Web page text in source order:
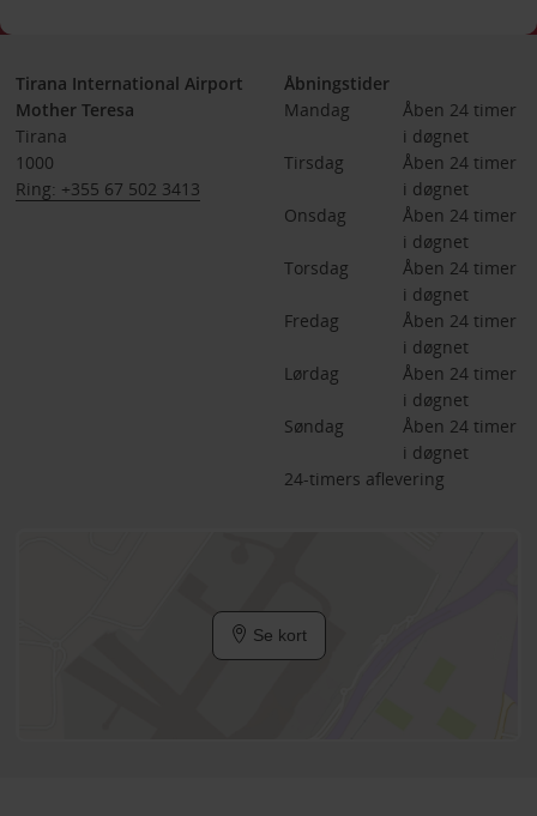
Tirana International Airport
Mother Teresa
Tirana
1000
Ring: +355 67 502 3413
Åbningstider
Mandag
Åben 24 timer
i døgnet
Tirsdag
Åben 24 timer
i døgnet
Onsdag
Åben 24 timer
i døgnet
Torsdag
Åben 24 timer
i døgnet
Fredag
Åben 24 timer
i døgnet
Lørdag
Åben 24 timer
i døgnet
Søndag
Åben 24 timer
i døgnet
24-timers aflevering
Se kort